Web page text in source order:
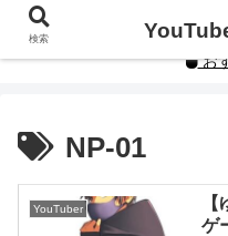
YouTuberや人気イン
お
NP-01
YouTuber
ゲ
検索